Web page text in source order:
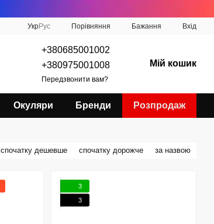
УкрРус Порівняння Бажання Вхід
+380685001002
+380975001008
Передзвонити вам?
Мій кошик
Окуляри Бренди Розпродаж
спочатку дешевше спочатку дорожче за назвою
3
3